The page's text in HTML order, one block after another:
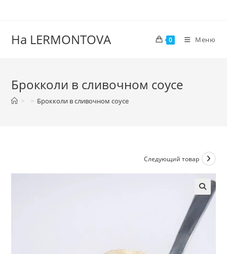
На LERMONTOVA 0 Меню
Брокколи в сливочном соусе
> > Брокколи в сливочном соусе
Следующий товар